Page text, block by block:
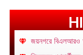
জয়নগরে বিএলআরও